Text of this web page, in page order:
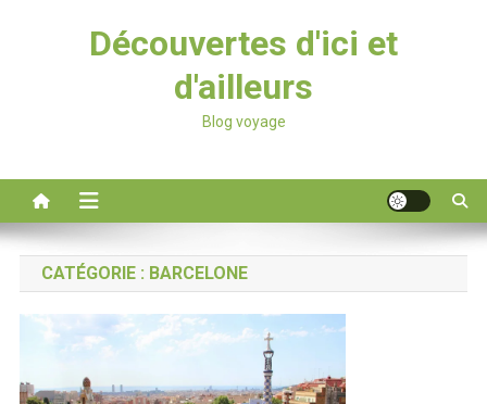
Découvertes d'ici et
d'ailleurs
Blog voyage
CATÉGORIE : BARCELONE